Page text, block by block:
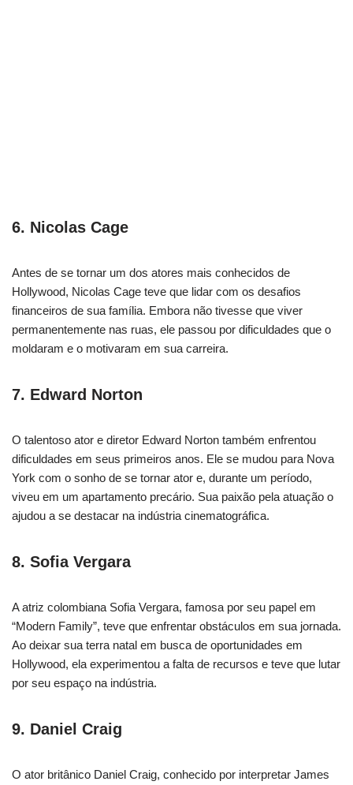
6. Nicolas Cage
Antes de se tornar um dos atores mais conhecidos de
Hollywood, Nicolas Cage teve que lidar com os desafios
financeiros de sua família. Embora não tivesse que viver
permanentemente nas ruas, ele passou por dificuldades que o
moldaram e o motivaram em sua carreira.
7. Edward Norton
O talentoso ator e diretor Edward Norton também enfrentou
dificuldades em seus primeiros anos. Ele se mudou para Nova
York com o sonho de se tornar ator e, durante um período,
viveu em um apartamento precário. Sua paixão pela atuação o
ajudou a se destacar na indústria cinematográfica.
8. Sofia Vergara
A atriz colombiana Sofia Vergara, famosa por seu papel em
“Modern Family”, teve que enfrentar obstáculos em sua jornada.
Ao deixar sua terra natal em busca de oportunidades em
Hollywood, ela experimentou a falta de recursos e teve que lutar
por seu espaço na indústria.
9. Daniel Craig
O ator britânico Daniel Craig, conhecido por interpretar James